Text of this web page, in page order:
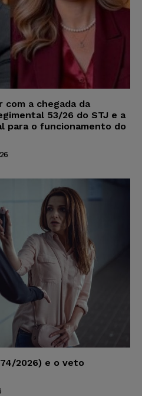
com a chegada da
53/26 do STJ e a
para o funcionamento do
2026) e o veto